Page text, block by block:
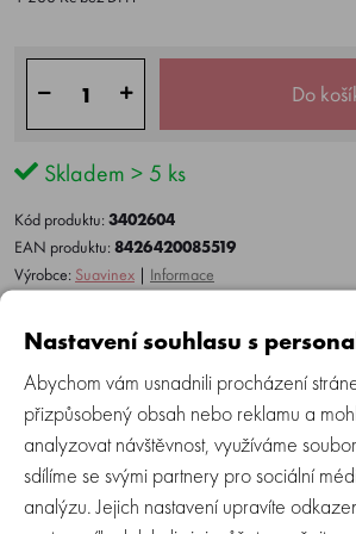
Do
Skladem > 5 ks
Kód produktu:3402604
EAN produktu:8426420085519
Výrobce: Suavinex | Informace
Více o produktu Recenze (0)
Ohřívač lahví a multifunkční
Nastavení souhlasu s
Abychom vám usnadnili procházení
přizpůsobený obsah nebo reklamu a
analyzovat návštěvnost, využíváme
sdílíme se svými partnery pro sociální
analýzu. Jejich nastavení upravíte